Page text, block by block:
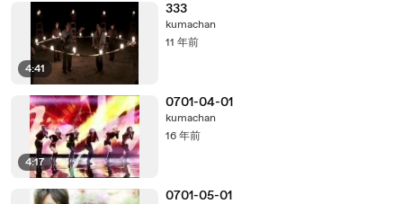
4:41
333
kumachan
11 年前
4:17
0701-04-01
kumachan
16 年前
0701-05-01